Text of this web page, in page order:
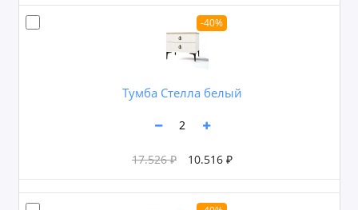
-40%
Тумба Стелла белый
17.526 ₽ 10.516 ₽